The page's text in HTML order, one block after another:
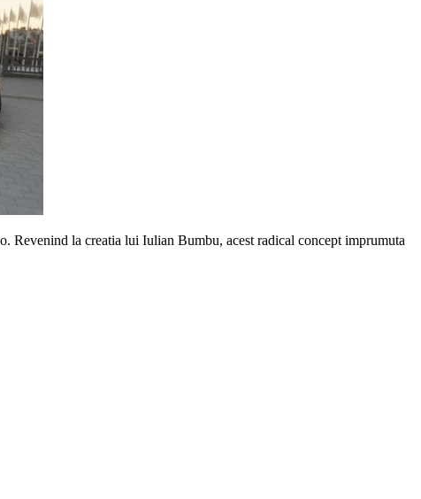
Revenind la creatia lui Iulian Bumbu, acest radical concept imprumuta